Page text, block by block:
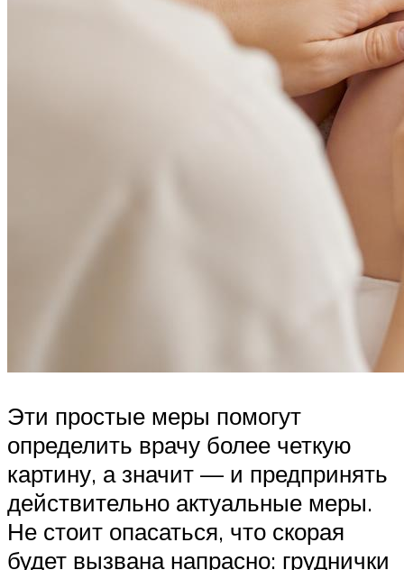
Эти простые меры помогут
определить врачу более четкую
картину, а значит — и предпринять
действительно актуальные меры.
Не стоит опасаться, что скорая
будет вызвана напрасно: груднички